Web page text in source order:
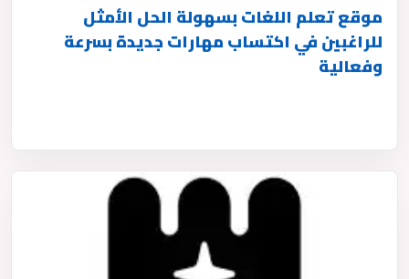
موقع تعلم اللغات بسهولة الحل الأمثل
للراغبين في اكتساب مهارات جديدة بسرعة
وفعالية